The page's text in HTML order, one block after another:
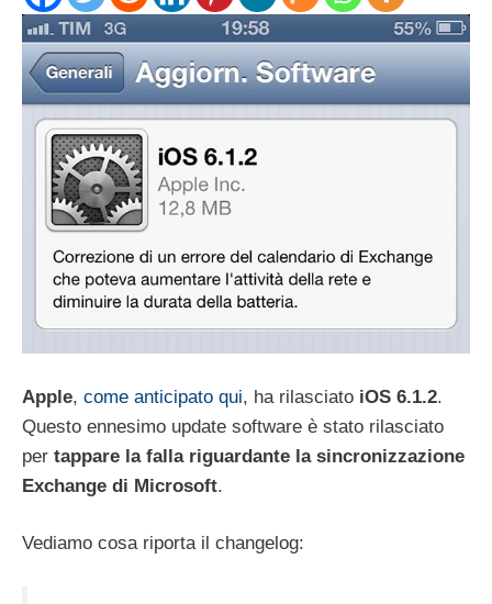
Apple, come anticipato qui, ha rilasciato iOS 6.1.2.
Questo ennesimo update software è stato rilasciato
per tappare la falla riguardante la sincronizzazione
Exchange di Microsoft.
Vediamo cosa riporta il changelog: